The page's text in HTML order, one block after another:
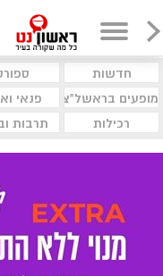
חדשות
מופעים בראשל"צ
פנאי
רכילות
תרבות